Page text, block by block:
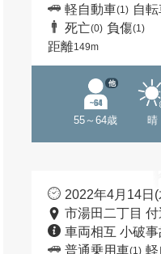
軽自動車(1) 自転
死亡(0) 負傷(1)
距離149m
55～64歳
他
晴
2022年4月14日
市湯田二丁目 付
車両相互 小破事
普通乗用車(1) 軽